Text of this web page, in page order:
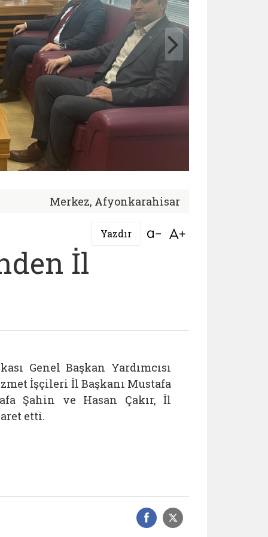
Merkez, Afyonkarahisar
Yazdır Bağlantıyı aç
İl
Genel Başkan Yardımcısı
İşçileri İl Başkanı Mustafa
Şahin ve Hasan Çakır, İl
etti.
Facebook
Sosyal